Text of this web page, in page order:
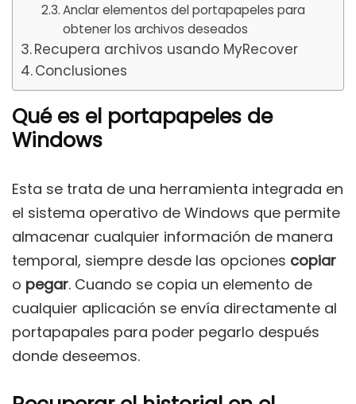
Anclar elementos del portapapeles para
obtener los archivos deseados
Recupera archivos usando MyRecover
Conclusiones
Qué es el portapapeles de
Windows
Esta se trata de una herramienta integrada en
el sistema operativo de Windows que permite
almacenar cualquier información de manera
temporal, siempre desde las opciones copiar
o pegar. Cuando se copia un elemento de
cualquier aplicación se envía directamente al
portapapales para poder pegarlo después
donde deseemos.